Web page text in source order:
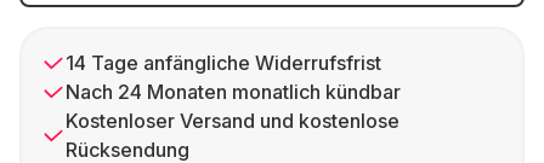
14 Tage anfängliche Widerrufsfrist
Nach 24 Monaten monatlich kündbar
Kostenloser Versand und kostenlose
Rücksendung